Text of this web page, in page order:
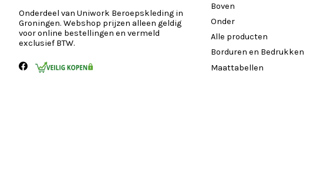
Onderdeel van Uniwork Beroepskleding in
Groningen. Webshop prijzen alleen geldig
voor online bestellingen en vermeld
exclusief BTW.
Boven
Onder
Alle producten
Borduren en Bedrukken
Maattabellen